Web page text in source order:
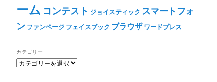
ーム コンテスト ジョイスティック スマートフォ
ン ファンページ フェイスブック ブラウザ ワードプレス
カテゴリー
カ